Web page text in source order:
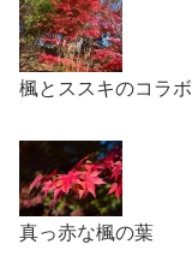
楓とススキのコラボ
真っ赤な楓の葉